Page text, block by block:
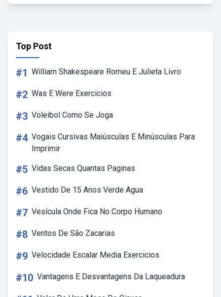
Top Post
#1 William Shakespeare Romeu E Julieta Livro
#2 Was E Were Exercicios
#3 Voleibol Como Se Joga
#4 Vogais Cursivas Maiúsculas E Minúsculas Para
Imprimir
#5 Vidas Secas Quantas Paginas
#6 Vestido De 15 Anos Verde Agua
#7 Vesícula Onde Fica No Corpo Humano
#8 Ventos De São Zacarias
#9 Velocidade Escalar Media Exercicios
#10 Vantagens E Desvantagens Da Laqueadura